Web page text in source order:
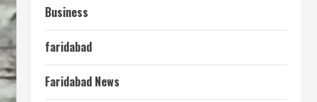
Business
faridabad
Faridabad News